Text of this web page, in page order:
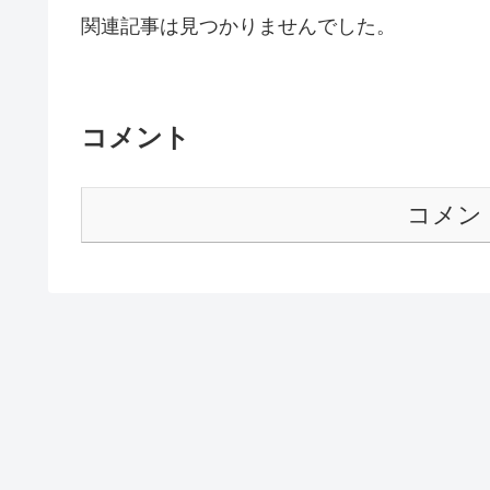
関連記事は見つかりませんでした。
コメント
コメン